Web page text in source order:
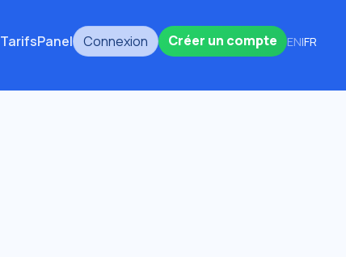
TarifsPanel Connexion Créer un compte EN|FR